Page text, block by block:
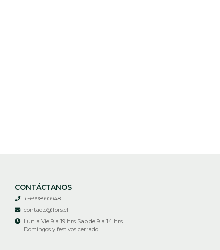
CONTÁCTANOS
+56998990948
contacto@fors.cl
Lun a Vie 9 a 19 hrs Sab de 9 a 14 hrs
Domingos y festivos cerrado